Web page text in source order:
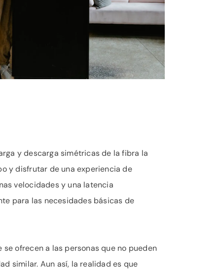
y descarga simétricas de la fibra la
y disfrutar de una experiencia de
velocidades y una latencia
para las necesidades básicas de
ofrecen a las personas que no pueden
similar. Aun así, la realidad es que